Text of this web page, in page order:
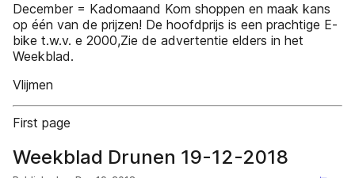
December = Kadomaand Kom shoppen en maak kans
op één van de prijzen! De hoofdprijs is een prachtige E-
bike t.w.v. e 2000,Zie de advertentie elders in het
Weekblad.
Vlijmen
First page
Weekblad Drunen 19-12-2018